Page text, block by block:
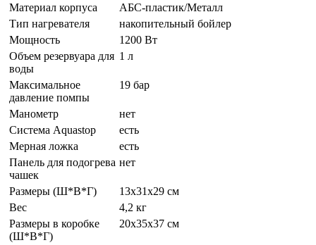
Материал корпуса
АБС-пластик/Металл
Тип нагревателя
накопительный бойлер
Мощность
1200 Вт
Объем резервуара для
воды
1 л
Максимальное
давление помпы
19 бар
Манометр
нет
Система Aquastop
есть
Мерная ложка
есть
Панель для подогрева
чашек
нет
Размеры (Ш*В*Г)
13x31x29 см
Вес
4,2 кг
Размеры в коробке
(Ш*В*Г)
20x35x37 см